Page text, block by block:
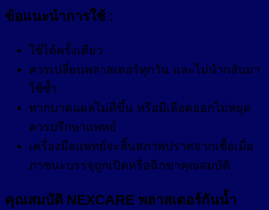
ข้อแนะนำการใช้ :
ใช้ได้ครั้งเดียว
ควรเปลี่ยนพลาสเตอร์ทุกวัน และไม่นำกลับมา
ใช้ซ้ำ
หากบาดแผลไม่ดีขึ้น หรือมีเลือดออกไม่หยุด
ควรปรึกษาแพทย์
เครื่องมือแพทย์จะสิ้นสภาพปราศจากเชื้อเมื่อ
ภาชนะบรรจุถูกเปิดหรือฉีกขาคุณสมบัติ
คุณสมบัติ NEXCARE พลาสเตอร์กันน้ำ